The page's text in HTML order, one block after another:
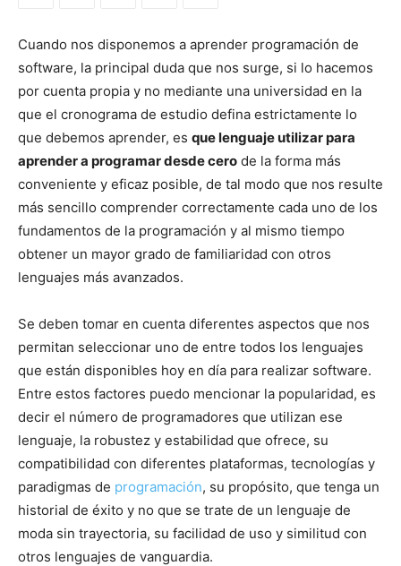
Cuando nos disponemos a aprender programación de
software, la principal duda que nos surge, si lo hacemos
por cuenta propia y no mediante una universidad en la
que el cronograma de estudio defina estrictamente lo
que debemos aprender, es que lenguaje utilizar para
aprender a programar desde cero de la forma más
conveniente y eficaz posible, de tal modo que nos resulte
más sencillo comprender correctamente cada uno de los
fundamentos de la programación y al mismo tiempo
obtener un mayor grado de familiaridad con otros
lenguajes más avanzados.
Se deben tomar en cuenta diferentes aspectos que nos
permitan seleccionar uno de entre todos los lenguajes
que están disponibles hoy en día para realizar software.
Entre estos factores puedo mencionar la popularidad, es
decir el número de programadores que utilizan ese
lenguaje, la robustez y estabilidad que ofrece, su
compatibilidad con diferentes plataformas, tecnologías y
paradigmas de programación, su propósito, que tenga un
historial de éxito y no que se trate de un lenguaje de
moda sin trayectoria, su facilidad de uso y similitud con
otros lenguajes de vanguardia.